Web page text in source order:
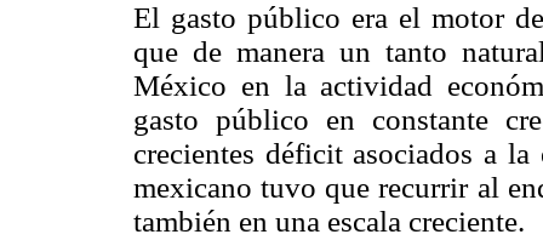
El gasto público era el motor
que de manera un tanto
México en la actividad
gasto público en constante
crecientes déficit asociados a
mexicano tuvo que recurrir al
también en una escala creciente.